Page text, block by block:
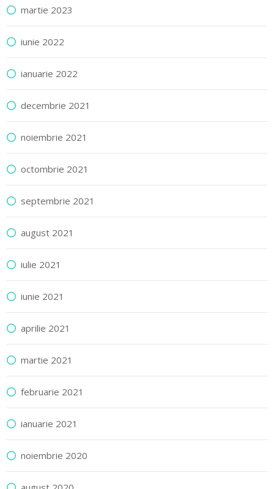
martie 2023
iunie 2022
ianuarie 2022
decembrie 2021
noiembrie 2021
octombrie 2021
septembrie 2021
august 2021
iulie 2021
iunie 2021
aprilie 2021
martie 2021
februarie 2021
ianuarie 2021
noiembrie 2020